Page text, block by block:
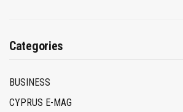
Categories
BUSINESS
CYPRUS E-MAG